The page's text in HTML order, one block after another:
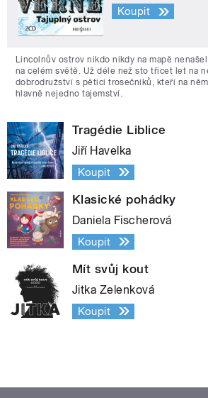
Koupit
Lincolnův ostrov nikdo nikdy na mapě
na celém světě. Už déle než sto třicet let na
dobrodružství s pěticí trosečníků, kteří na
hlavně nejedno tajemství.
Tragédie Liblice
Jiří Havelka
Koupit
Klasické pohádky
Daniela Fischerová
Koupit
Mít svůj kout
Jitka Zelenková
Koupit